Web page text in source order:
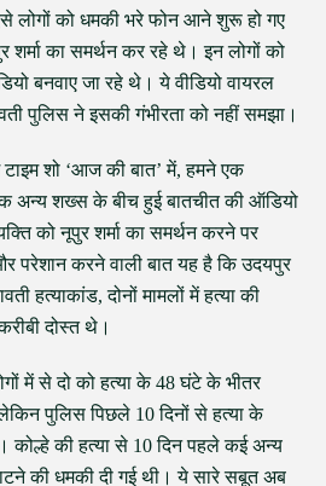
लोगों को धमकी भरे फोन आने शुरू हो गए
शर्मा का समर्थन कर रहे थे। इन लोगों को
बनवाए जा रहे थे। ये वीडियो वायरल
पुलिस ने इसकी गंभीरता को नहीं समझा।
टाइम शो ‘आज की बात’ में, हमने एक
अन्य शख्स के बीच हुई बातचीत की ऑडियो
को नूपुर शर्मा का समर्थन करने पर
परेशान करने वाली बात यह है कि उदयपुर
हत्याकांड, दोनों मामलों में हत्या की
दोस्त थे।
में से दो को हत्या के 48 घंटे के भीतर
पुलिस पिछले 10 दिनों से हत्या के
कोल्हे की हत्या से 10 दिन पहले कई अन्य
की धमकी दी गई थी। ये सारे सबूत अब